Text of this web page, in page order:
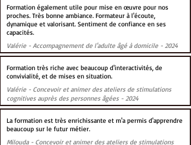
Formation également utile pour mise en œuvre pour nos
proches. Très bonne ambiance. Formateur à l'écoute,
dynamique et valorisant. Sentiment de confiance en ses
capacités.
Valérie - Accompagnement de l'adulte âgé à domicile - 2024
Formation très riche avec beaucoup d'interactivités, de
convivialité, et de mises en situation.
Valérie - Concevoir et animer des ateliers de stimulations
cognitives auprès des personnes âgées - 2024
La formation est très enrichissante et m'a permis d'apprendre
beaucoup sur le futur métier.
Milouda - Concevoir et animer des ateliers de stimulations